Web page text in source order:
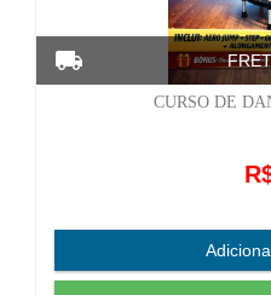
CURSO DE